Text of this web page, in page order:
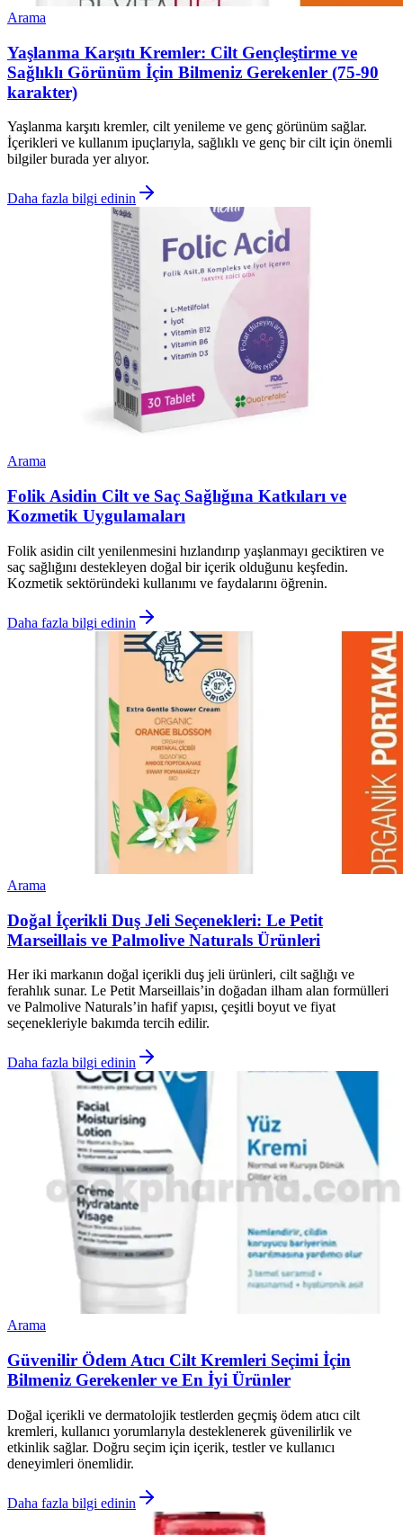
Arama
Yaşlanma Karşıtı Kremler: Cilt Gençleştirme ve
Sağlıklı Görünüm İçin Bilmeniz Gerekenler (75-90
karakter)
Yaşlanma karşıtı kremler, cilt yenileme ve genç görünüm sağlar.
İçerikleri ve kullanım ipuçlarıyla, sağlıklı ve genç bir cilt için önemli
bilgiler burada yer alıyor.
Daha fazla bilgi edinin
Arama
Folik Asidin Cilt ve Saç Sağlığına Katkıları ve
Kozmetik Uygulamaları
Folik asidin cilt yenilenmesini hızlandırıp yaşlanmayı geciktiren ve
saç sağlığını destekleyen doğal bir içerik olduğunu keşfedin.
Kozmetik sektöründeki kullanımı ve faydalarını öğrenin.
Daha fazla bilgi edinin
Arama
Doğal İçerikli Duş Jeli Seçenekleri: Le Petit
Marseillais ve Palmolive Naturals Ürünleri
Her iki markanın doğal içerikli duş jeli ürünleri, cilt sağlığı ve
ferahlık sunar. Le Petit Marseillais’in doğadan ilham alan formülleri
ve Palmolive Naturals’in hafif yapısı, çeşitli boyut ve fiyat
seçenekleriyle bakımda tercih edilir.
Daha fazla bilgi edinin
Arama
Güvenilir Ödem Atıcı Cilt Kremleri Seçimi İçin
Bilmeniz Gerekenler ve En İyi Ürünler
Doğal içerikli ve dermatolojik testlerden geçmiş ödem atıcı cilt
kremleri, kullanıcı yorumlarıyla desteklenerek güvenilirlik ve
etkinlik sağlar. Doğru seçim için içerik, testler ve kullanıcı
deneyimleri önemlidir.
Daha fazla bilgi edinin